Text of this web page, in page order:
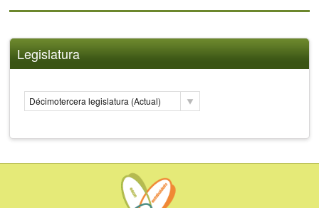
Legislatura
Décimotercera legislatura (Actual)